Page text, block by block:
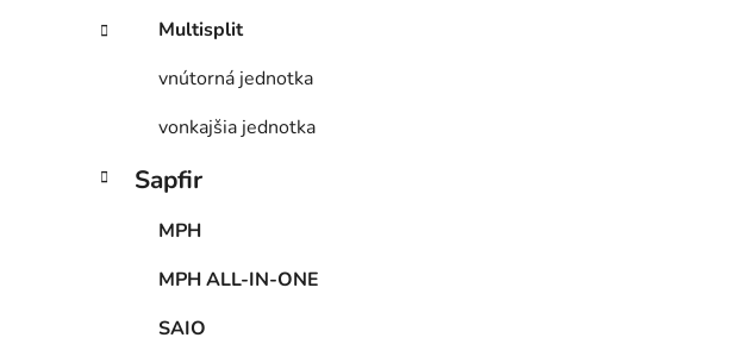
Multisplit
vnútorná jednotka
vonkajšia jednotka
Sapfir
MPH
MPH ALL-IN-ONE
SAIO